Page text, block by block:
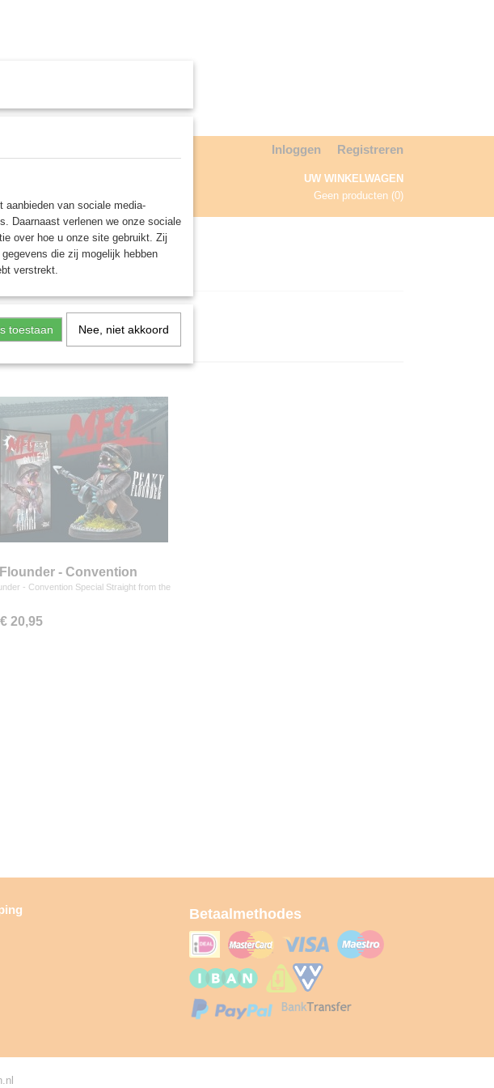
Inloggen Registreren
UW WINKELWAGEN
Geen producten (0)
GAMES AGENDA
- Convention
- Convention Special Straight from the
€ 20,95
Betaalmethodes
aanbieden van sociale media-
Daarnaast verlenen we onze sociale
over hoe u onze site gebruikt. Zij
die zij mogelijk hebben
verstrekt.
toestaan Nee, niet akkoord